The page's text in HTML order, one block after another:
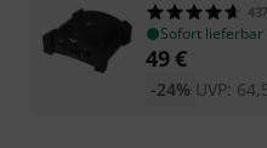
437
Sofort lieferbar
49€
UVP:
-24%